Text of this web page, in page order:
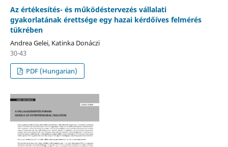
Az értékesítés- és működéstervezés vállalati
gyakorlatának érettsége egy hazai kérdőíves felmérés
tükrében
Andrea Gelei, Katinka Donáczi
30-43
PDF (Hungarian)